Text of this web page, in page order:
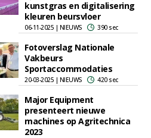
kunstgras en digitalisering
kleuren beursvloer
06-11-2025 | NIEUWS 390 sec
Fotoverslag Nationale
Vakbeurs
Sportaccommodaties
20-03-2025 | NIEUWS 420 sec
Major Equipment
presenteert nieuwe
machines op Agritechnica
2023